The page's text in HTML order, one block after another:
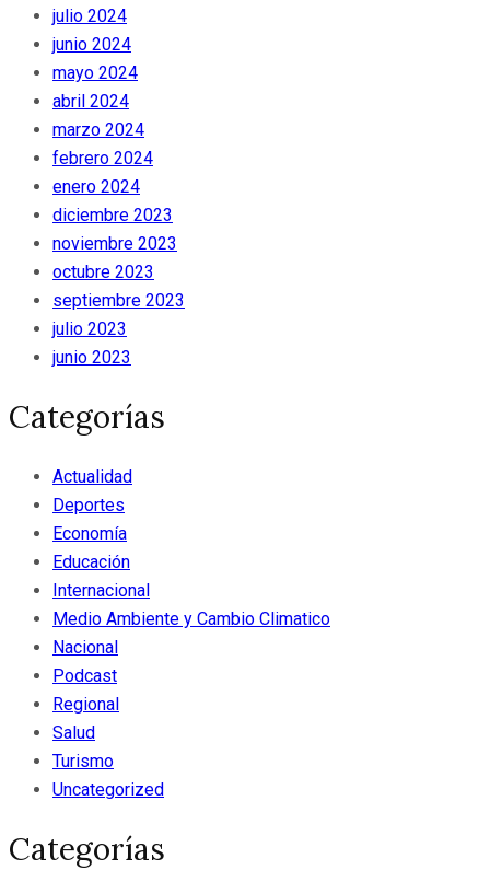
julio 2024
junio 2024
mayo 2024
abril 2024
marzo 2024
febrero 2024
enero 2024
diciembre 2023
noviembre 2023
octubre 2023
septiembre 2023
julio 2023
junio 2023
Categorías
Actualidad
Deportes
Economía
Educación
Internacional
Medio Ambiente y Cambio Climatico
Nacional
Podcast
Regional
Salud
Turismo
Uncategorized
Categorías